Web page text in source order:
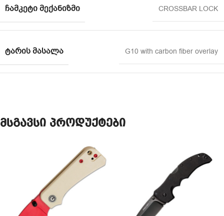
ᲩᲐᲛᲙᲔᲢᲘ ᲛᲔᲥᲐᲜᲘᲖᲛᲘ CROSSBAR LOCK
ᲢᲐᲠᲘᲡ ᲛᲐᲡᲐᲚᲐ G10 with carbon fiber overlay
მსგავსი პროდუქტები